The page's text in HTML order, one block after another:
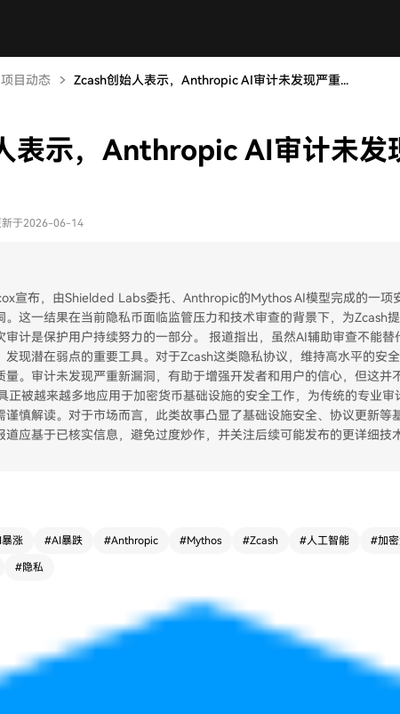
项目动态 Zcash创始人表示，Anthropic AI审计未发现严重...
表示，Anthropic AI审计未发
新于2026-06-14
宣布，由Shielded Labs委托、Anthropic的Mythos AI模型完成的一项
。这一结果在当前隐私币面临监管压力和技术审查的背景下，为Zcash
审计是保护用户持续努力的一部分。 报道指出，虽然AI辅助审查不能替
发现潜在弱点的重要工具。对于Zcash这类隐私协议，维持高水平的安
量。审计未发现严重新漏洞，有助于增强开发者和用户的信心，但这并
正被越来越多地应用于加密货币基础设施的安全工作，为传统的专业审
谨慎解读。对于市场而言，此类故事凸显了基础设施安全、协议更新等
应基于已核实信息，避免过度炒作，并关注后续可能发布的更详细技
暴涨 #AI暴跌 #Anthropic #Mythos #Zcash #人工智能 #加
#隐私